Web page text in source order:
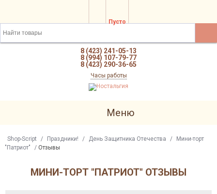
Пусто
8 (423) 241-05-13
8 (994) 107-79-77
8 (423) 290-36-65
Часы работы
Меню
Shop-Script / Праздники! / День Защитника Отечества /
Мини-торт
"Патриот"
/ Отзывы
МИНИ-ТОРТ "ПАТРИОТ" ОТЗЫВЫ